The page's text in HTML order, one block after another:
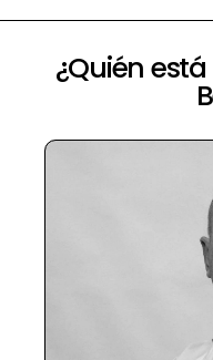
¿Quién